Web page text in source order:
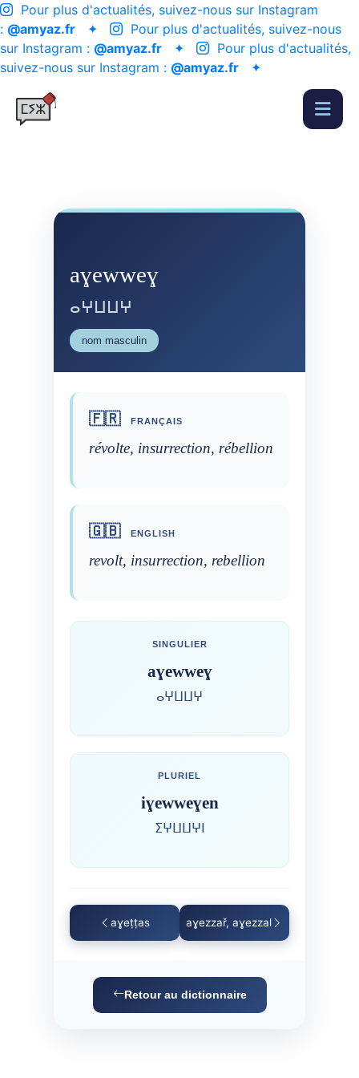
Pour plus d'actualités, suivez-nous sur Instagram
: @amyaz.fr ✦
Pour plus d'actualités, suivez-nous
sur Instagram : @amyaz.fr ✦
Pour plus d'actualités,
suivez-nous sur Instagram : @amyaz.fr ✦
aɣewweɣ
ⴰⵖⵡⵡⵖ
nom masculin
🇫🇷 FRANÇAIS
révolte, insurrection, rébellion
🇬🇧 ENGLISH
revolt, insurrection, rebellion
SINGULIER
aɣewweɣ
ⴰⵖⵡⵡⵖ
PLURIEL
iɣewweɣen
ⵉⵖⵡⵡⵖⵏ
aɣeṭṭas aɣezzař, aɣezzal
Retour au dictionnaire